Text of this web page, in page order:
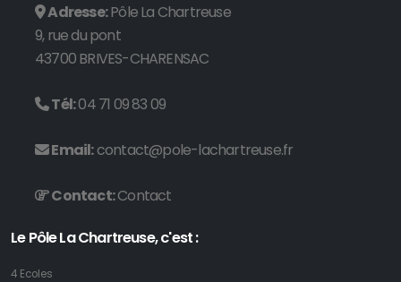
Adresse:Pôle La Chartreuse
9, rue du pont
43700 BRIVES-CHARENSAC
Tél:04 71 09 83 09
Email:contact@pole-lachartreuse.fr
Contact:Contact
Le Pôle La Chartreuse, c'est :
4 Ecoles